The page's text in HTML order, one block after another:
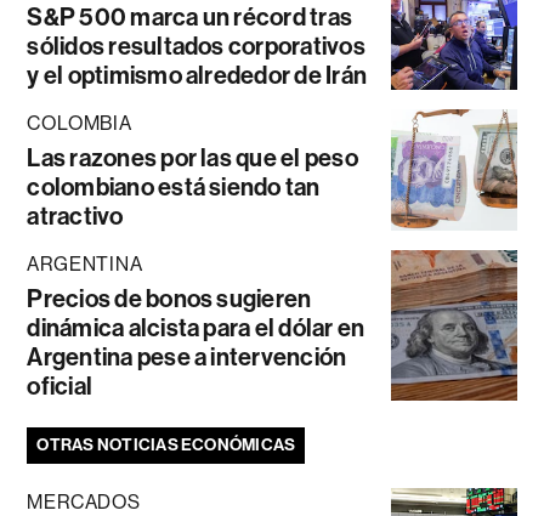
S&P 500 marca un récord tras
sólidos resultados corporativos
y el optimismo alrededor de Irán
COLOMBIA
Las razones por las que el peso
colombiano está siendo tan
atractivo
ARGENTINA
Precios de bonos sugieren
dinámica alcista para el dólar en
Argentina pese a intervención
oficial
OTRAS NOTICIAS ECONÓMICAS
MERCADOS